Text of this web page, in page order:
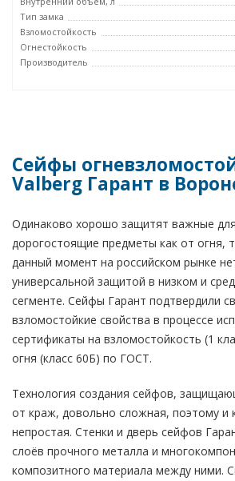
Тип замка
Взломостойкость
Огнестойкость
Производитель
Сейфы
Valberg Гарант в
Одинаково хорошо защитят важные
дорогостоящие предметы как от огня,
данный момент на российском рынке
универсальной защитой в низком и
сегменте. Сейфы Гарант подтвердили
взломостойкие свойства в процессе
сертификаты на взломостойкость (1
огня (класс 60Б) по ГОСТ.
Технология создания сейфов,
от краж, довольно сложная, поэтому и
непростая. Стенки и дверь сейфов
слоёв прочного металла и
композитного материала между ними.